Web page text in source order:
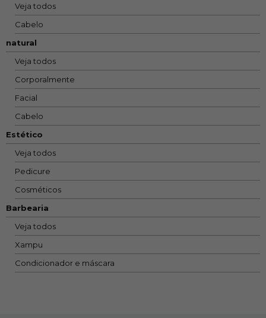
Veja todos
Cabelo
natural
Veja todos
Corporalmente
Facial
Cabelo
Estético
Veja todos
Pedicure
Cosméticos
Barbearia
Veja todos
Xampu
Condicionador e máscara